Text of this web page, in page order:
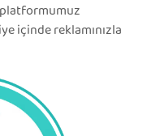
platformumuz
içinde reklamınızla